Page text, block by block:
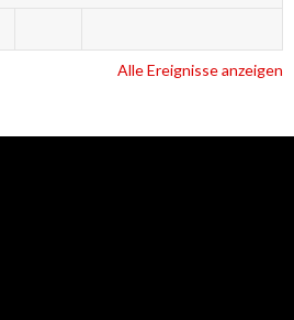
Alle Ereignisse anzeigen